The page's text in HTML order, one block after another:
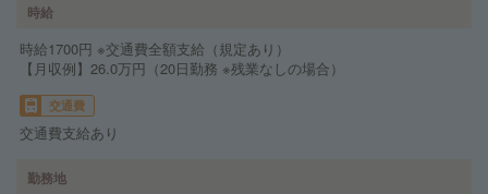
時給
時給1700円 ※交通費全額支給（規定あり）
【月収例】26.0万円（20日勤務 ※残業なしの場合）
交通費
交通費支給あり
勤務地